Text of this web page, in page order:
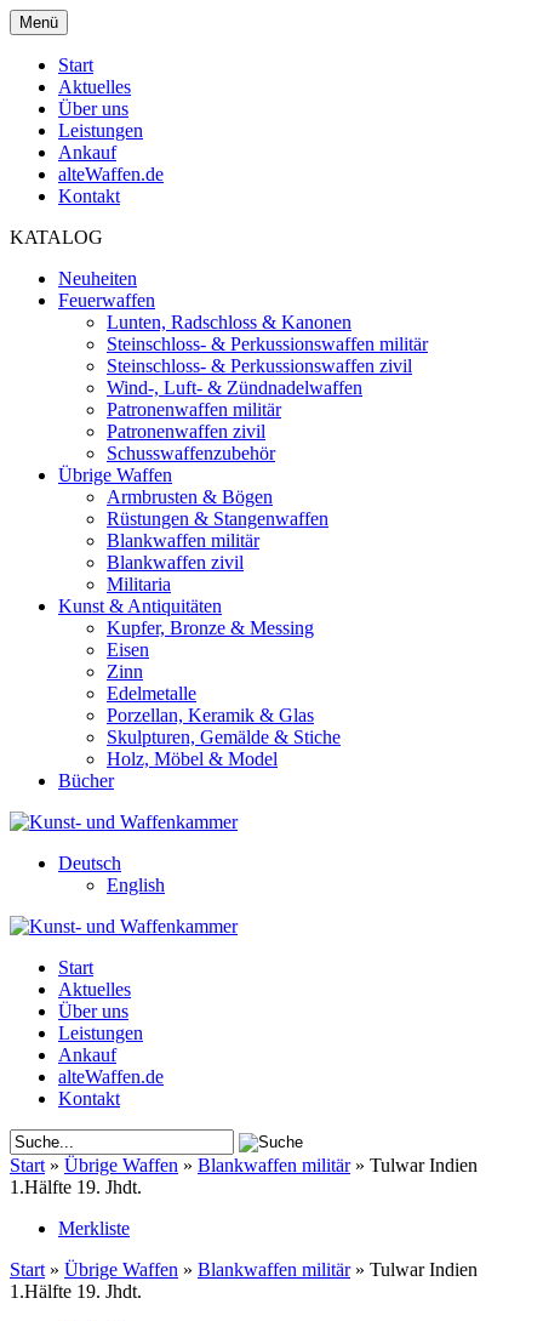
Menü
Start
Aktuelles
Über uns
Leistungen
Ankauf
alteWaffen.de
Kontakt
KATALOG
Neuheiten
Feuerwaffen
Lunten, Radschloss & Kanonen
Steinschloss- & Perkussionswaffen militär
Steinschloss- & Perkussionswaffen zivil
Wind-, Luft- & Zündnadelwaffen
Patronenwaffen militär
Patronenwaffen zivil
Schusswaffenzubehör
Übrige Waffen
Armbrusten & Bögen
Rüstungen & Stangenwaffen
Blankwaffen militär
Blankwaffen zivil
Militaria
Kunst & Antiquitäten
Kupfer, Bronze & Messing
Eisen
Zinn
Edelmetalle
Porzellan, Keramik & Glas
Skulpturen, Gemälde & Stiche
Holz, Möbel & Model
Bücher
Deutsch
English
Start
Aktuelles
Über uns
Leistungen
Ankauf
alteWaffen.de
Kontakt
Start » Übrige Waffen » Blankwaffen militär» Tulwar Indien
1.Hälfte 19. Jhdt.
Merkliste
Start » Übrige Waffen » Blankwaffen militär» Tulwar Indien
1.Hälfte 19. Jhdt.